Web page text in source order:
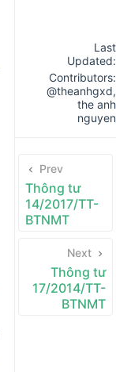
Last
Updated:
Contributors:
@theanhgxd,
the anh
nguyen
Prev
Thông tư
14/2017/TT-
BTNMT
Next
Thông tư
17/2014/TT-
BTNMT